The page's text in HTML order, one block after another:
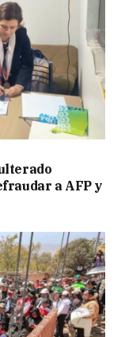
a AFP y